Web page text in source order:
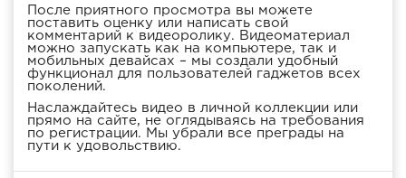
После приятного просмотра вы можете
поставить оценку или написать свой
комментарий к видеоролику. Видеоматериал
можно запускать как на компьютере, так и
мобильных девайсах – мы создали удобный
функционал для пользователей гаджетов всех
поколений.
Наслаждайтесь видео в личной коллекции или
прямо на сайте, не оглядываясь на требования
по регистрации. Мы убрали все преграды на
пути к удовольствию.